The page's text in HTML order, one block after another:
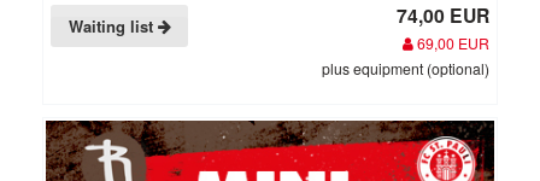
Waiting list 74,00 EUR
69,00 EUR
plus equipment (optional)